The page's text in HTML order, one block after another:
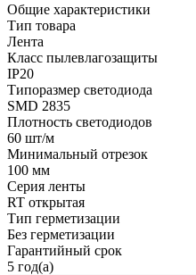
Общие характеристики
Тип товара
Лента
Класс пылевлагозащиты
IP20
Типоразмер светодиода
SMD 2835
Плотность светодиодов
60 шт/м
Минимальный отрезок
100 мм
Серия ленты
RT открытая
Тип герметизации
Без герметизации
Гарантийный срок
5 год(а)